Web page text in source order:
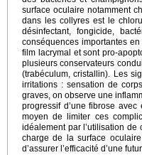
surface oculaire notamment
dans les collyres est le
désinfectant, fongicide,
conséquences importantes
film lacrymal et sont pro-
plusieurs conservateurs
(trabéculum, cristallin). Les
irritations : sensation de
graves, on observe une
progressif d’une fibrose
moyen de limiter ces
idéalement par l’utilisation
charge de la surface
d’assurer l’efficacité d’une